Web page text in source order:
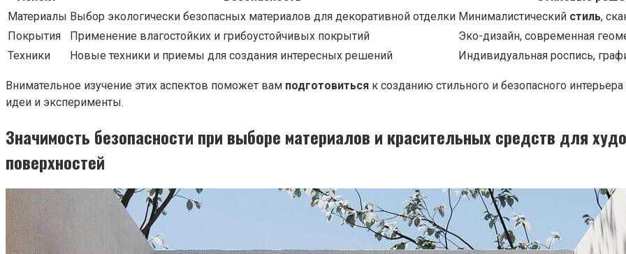
Материалы Выбор экологически безопасных материалов для декоративной отделки Минималистический стиль,
Покрытия
Применение влагостойких и грибоустойчивых покрытий
Эко-дизайн, современная
Техники
Новые техники и приемы для создания интересных решений Индивидуальная роспись,
Внимательное изучение этих аспектов поможет вам подготовиться к созданию стильного и безопасного
идеи и эксперименты.
Значимость безопасности при выборе материалов и красительных средств для
поверхностей